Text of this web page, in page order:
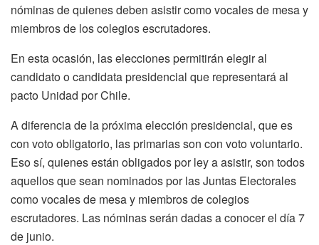
nóminas de quienes deben asistir como vocales de mesa y
miembros de los colegios escrutadores.
En esta ocasión, las elecciones permitirán elegir al
candidato o candidata presidencial que representará al
pacto Unidad por Chile.
A diferencia de la próxima elección presidencial, que es
con voto obligatorio, las primarias son con voto voluntario.
Eso sí, quienes están obligados por ley a asistir, son todos
aquellos que sean nominados por las Juntas Electorales
como vocales de mesa y miembros de colegios
escrutadores. Las nóminas serán dadas a conocer el día 7
de junio.